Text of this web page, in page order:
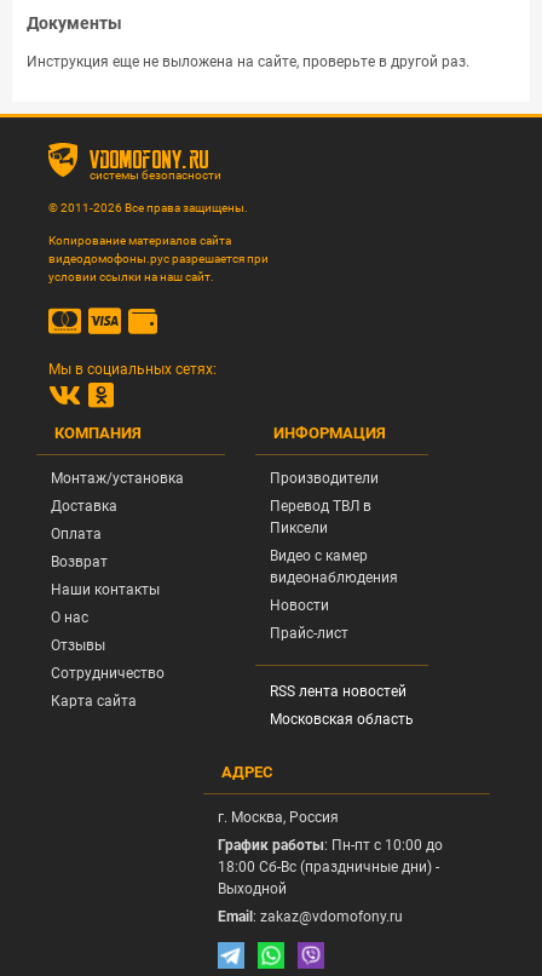
Документы
Инструкция еще не выложена на сайте, проверьте в другой раз.
vdomofony.ru
системы безопасности
© 2011-2026 Все права защищены.
Копирование материалов сайта
видеодомофоны.рус разрешается при
условии ссылки на наш сайт.
Мы в социальных сетях:
КОМПАНИЯ
Монтаж/установка
Доставка
Оплата
Возврат
Наши контакты
О нас
Отзывы
Сотрудничество
Карта сайта
ИНФОРМАЦИЯ
Производители
Перевод ТВЛ в
Пиксели
Видео с камер
видеонаблюдения
Новости
Прайс-лист
RSS лента новостей
Московская область
АДРЕС
г. Москва, Россия
График работы: Пн-пт с 10:00 до
18:00 Сб-Вс (праздничные дни) -
Выходной
Email : zakaz@vdomofony.ru